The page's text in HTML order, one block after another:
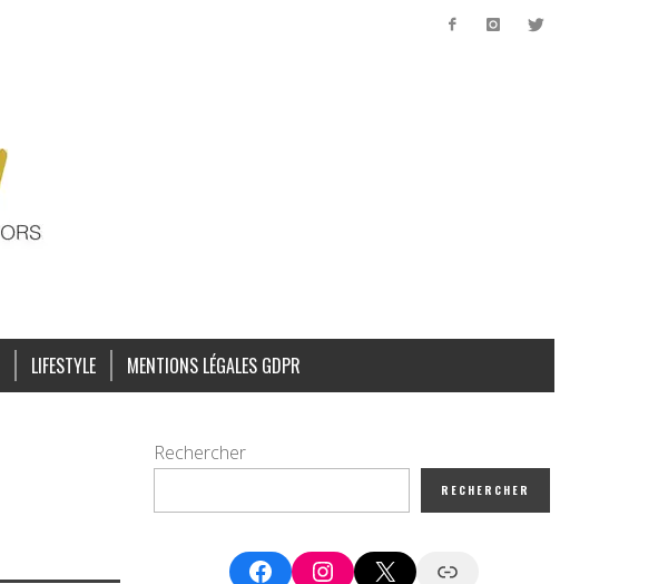
LIFESTYLE MENTIONS LÉGALES GDPR
Rechercher
RECHERCHER
FacebookInstagram
X Google News